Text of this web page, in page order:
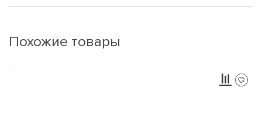
Похожие товары